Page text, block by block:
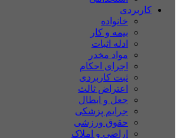
کاربردی
خانواده
بیمه و کار
ادله اثبات
مواد مخدر
اجرای احکام
ثبت کاربردی
اعتراض ثالث
جعل و ابطال
جرایم پزشکی
حقوق ورزشی
اراضی و املاک